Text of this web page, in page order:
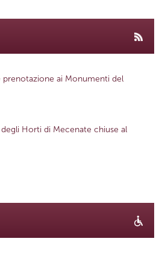
prenotazione ai Monumenti del
Horti di Mecenate chiuse al